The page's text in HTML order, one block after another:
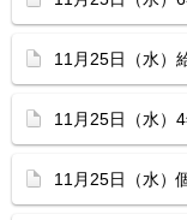
11月25日（水）
11月25日（水）
11月25日（水）